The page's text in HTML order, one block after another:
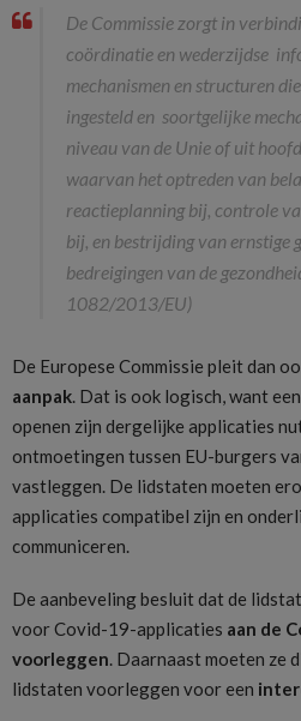
De Commissie zorgt in
coördinatie en wederzijdse
mechanismen en structuren
ingesteld en soortgelijke
niveau van de Unie of uit
waarvan het optreden van
reactieplanning bij, controle
bij, en bestrijding van ernstige
bedreigingen van de
1082/2013/EU)
De Europese Commissie pleit dan
aanpak. Dat is ook logisch, want
openen zijn dergelijke applicaties
ontmoetingen tussen EU-burgers
vastleggen. De lidstaten moeten
applicaties compatibel zijn en
communiceren.
De aanbeveling besluit dat de
voor Covid-19-applicaties aan de
voorleggen. Daarnaast moeten ze
lidstaten voorleggen voor een